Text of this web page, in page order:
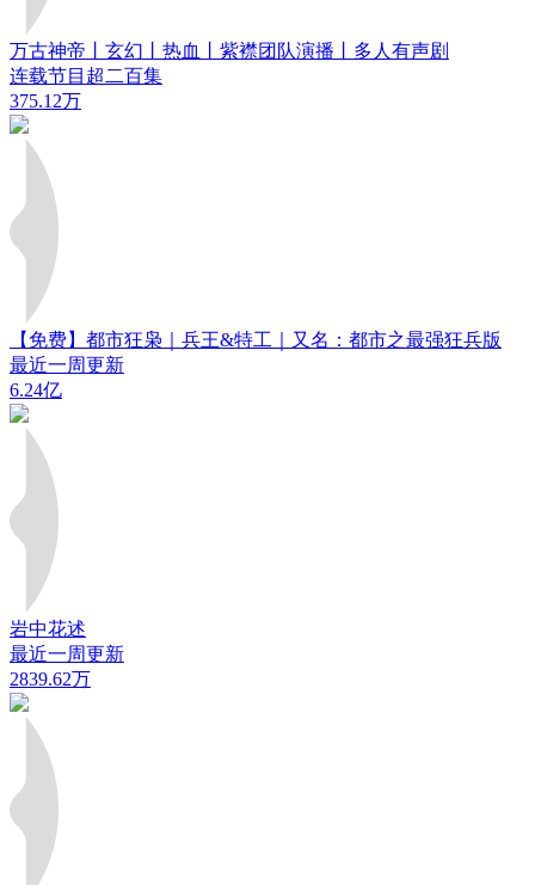
万古神帝丨玄幻丨热血丨紫襟团队演播丨多人有声剧
连载节目超二百集
375.12万
【免费】都市狂枭｜兵王&特工｜又名：都市之最强狂兵版
最近一周更新
6.24亿
岩中花述
最近一周更新
2839.62万